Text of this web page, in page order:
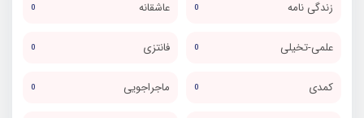
زندگی نامه 0 عاشقانه 0
علمی-تخیلی 0 فانتزی 0
کمدی 0 ماجراجویی 0